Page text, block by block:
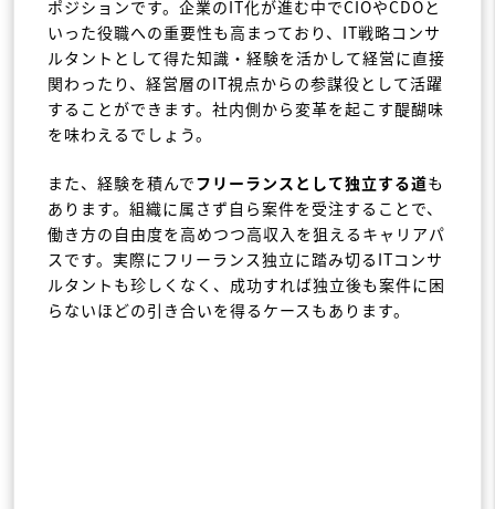
ポジションです。企業のIT化が進む中でCIOやCDOと
いった役職への重要性も高まっており、IT戦略コンサ
ルタントとして得た知識・経験を活かして経営に直接
関わったり、経営層のIT視点からの参謀役として活躍
することができます。社内側から変革を起こす醍醐味
を味わえるでしょう。
また、経験を積んでフリーランスとして独立する道も
あります。組織に属さず自ら案件を受注することで、
働き方の自由度を高めつつ高収入を狙えるキャリアパ
スです。実際にフリーランス独立に踏み切るITコンサ
ルタントも珍しくなく、成功すれば独立後も案件に困
らないほどの引き合いを得るケースもあります。